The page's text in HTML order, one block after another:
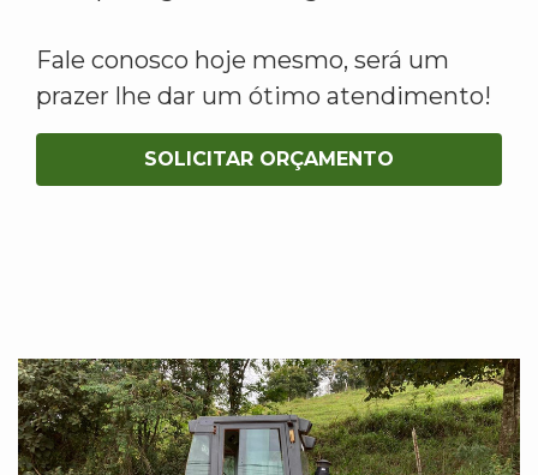
Fale conosco hoje mesmo, será um
prazer lhe dar um ótimo atendimento!
SOLICITAR ORÇAMENTO